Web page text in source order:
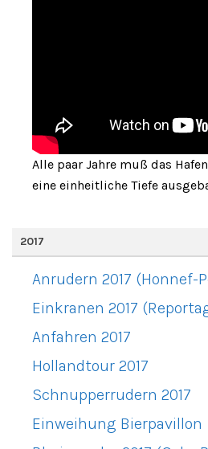
Alle paar Jahre muß das
eine einheitliche Tiefe
2017
Anrudern 2017 (Honnef-
Einkranen 2017
Anfahren 2017
Hollandtour 2017
Schnupperrudern 2017
Einweihung Bierpavillon